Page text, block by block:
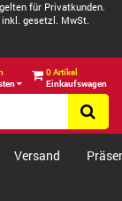
für Privatkunden.
inkl. gesetzl. MwSt.
0 Artikel
Einkaufswagen
Versand